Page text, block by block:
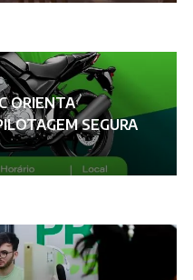
ORIENTA
SEGURA